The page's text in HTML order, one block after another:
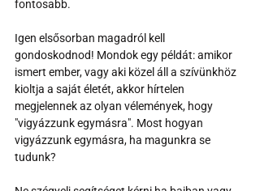
fontosabb.
Igen elsősorban magadról kell
gondoskodnod! Mondok egy példát: amikor
ismert ember, vagy aki közel áll a szívünkhöz
kioltja a saját életét, akkor hírtelen
megjelennek az olyan vélemények, hogy
"vigyázzunk egymásra". Most hogyan
vigyázzunk egymásra, ha magunkra se
tudunk?